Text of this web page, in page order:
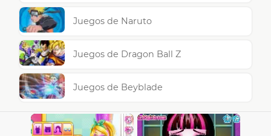
Juegos de Naruto
Juegos de Dragon Ball Z
Juegos de Beyblade